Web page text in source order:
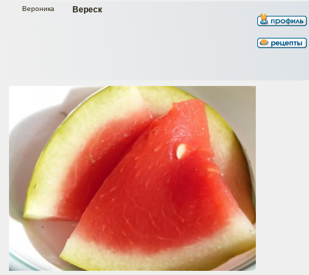
Вереск
Вероника